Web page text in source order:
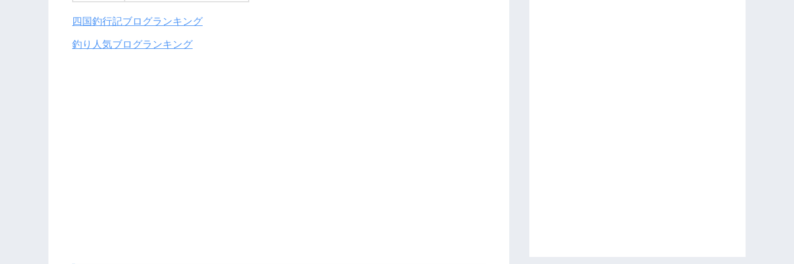
四国釣行記ブログランキング
釣り人気ブログランキング